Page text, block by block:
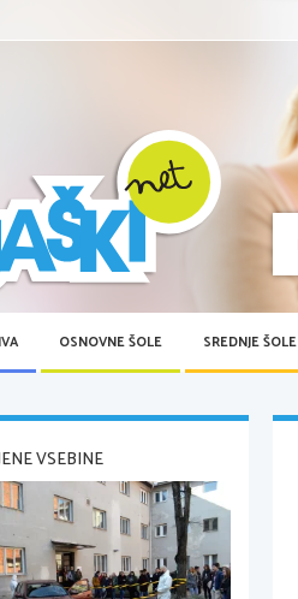
OSNOVNE ŠOLE SREDNJE ŠOLE
VSEBINE